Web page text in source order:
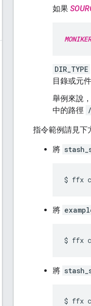
如果
MONIKER
DIR_TYPE
目錄或元
舉例來說，
中的路徑
指令範例請見下
將
將
將